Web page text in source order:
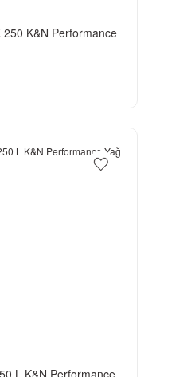
250 K&N Performance
L K&N Performance